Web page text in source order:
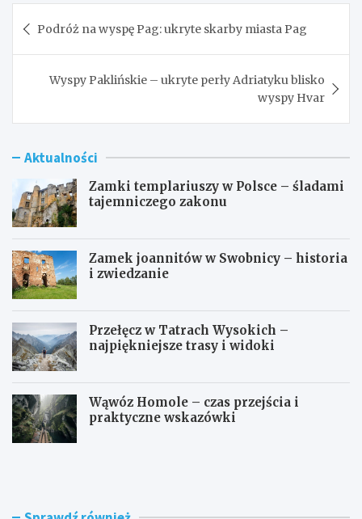
wpisu
Podróż na wyspę Pag: ukryte skarby miasta Pag
Wyspy Paklińskie – ukryte perły Adriatyku blisko
wyspy Hvar
Aktualności
Zamki templariuszy w Polsce – śladami
tajemniczego zakonu
Zamek joannitów w Swobnicy – historia
i zwiedzanie
Przełęcz w Tatrach Wysokich –
najpiękniejsze trasy i widoki
Wąwóz Homole – czas przejścia i
praktyczne wskazówki
Z
Z